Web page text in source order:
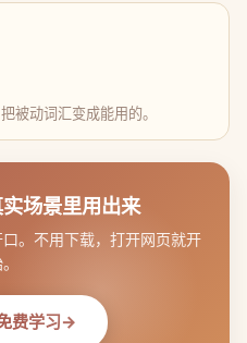
被动词汇变成能用的。
场景里用出来
。不用下载，打开网页就开
费学习